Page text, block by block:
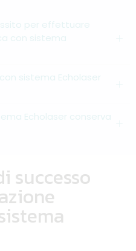
per effettuare
con sistema
sistema Echolaser
Echolaser conserva
successo